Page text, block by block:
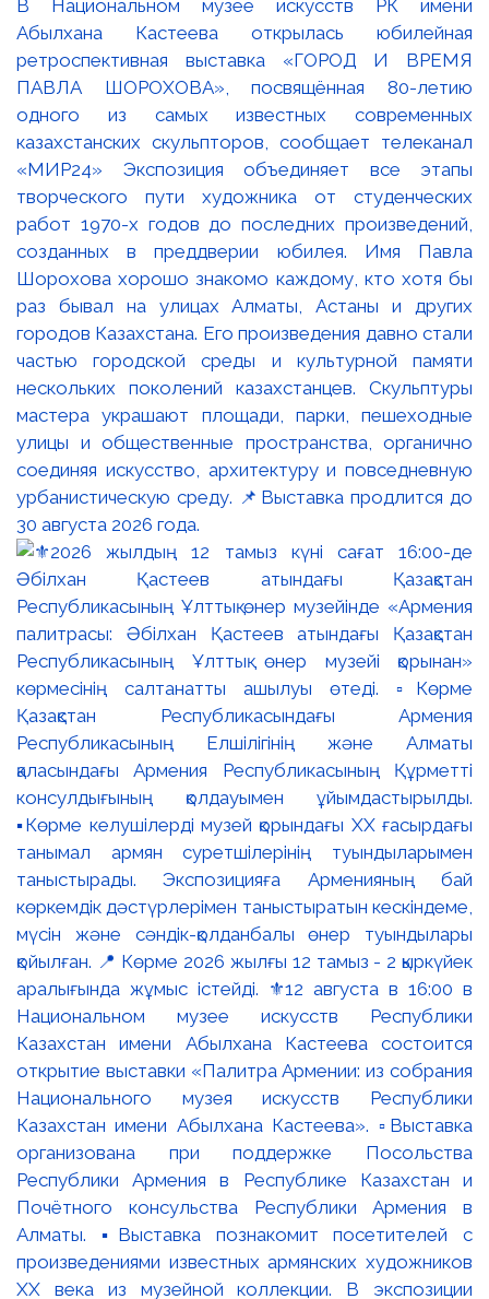
В Национальном музее искусств РК имени
Абылхана Кастеева открылась юбилейная
ретроспективная выставка «ГОРОД И ВРЕМЯ
ПАВЛА ШОРОХОВА», посвящённая 80-летию
одного из самых известных современных
казахстанских скульпторов, сообщает телеканал
«МИР24» Экспозиция объединяет все этапы
творческого пути художника от студенческих
работ 1970-х годов до последних произведений,
созданных в преддверии юбилея. Имя Павла
Шорохова хорошо знакомо каждому, кто хотя бы
раз бывал на улицах Алматы, Астаны и других
городов Казахстана. Его произведения давно стали
частью городской среды и культурной памяти
нескольких поколений казахстанцев. Скульптуры
мастера украшают площади, парки, пешеходные
улицы и общественные пространства, органично
соединяя искусство, архитектуру и повседневную
урбанистическую среду. 📌Выставка продлится до
30 августа 2026 года.